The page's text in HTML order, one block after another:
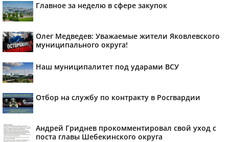
Главное за неделю в сфере закупок
Олег Медведев: Уважаемые жители Яковлевского
муниципального округа!
Наш муниципалитет под ударами ВСУ
Отбор на службу по контракту в Росгвардии
Андрей Гриднев прокомментировал свой уход с
поста главы Шебекинского округа